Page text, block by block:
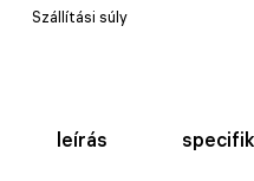
Szállítási súly
leírás